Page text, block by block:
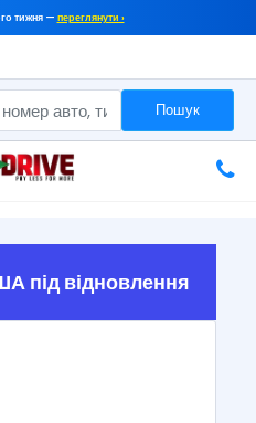
тижня — переглянути ›
Пошук
під відновлення